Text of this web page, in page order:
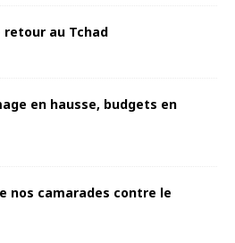
retour au Tchad
en hausse, budgets en
nos camarades contre le